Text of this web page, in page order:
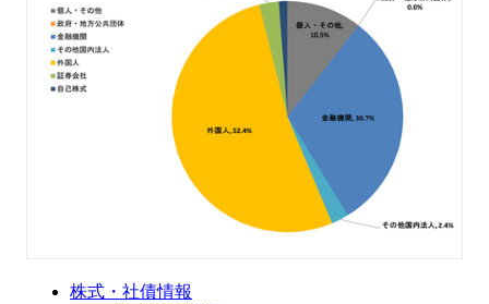
株式・社債情報